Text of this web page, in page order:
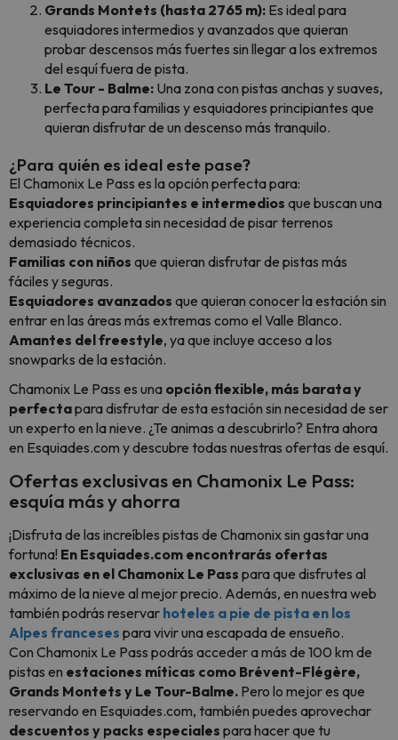
Grands Montets (hasta 2765 m): Es ideal para
esquiadores intermedios y avanzados que quieran
probar descensos más fuertes sin llegar a los extremos
del esquí fuera de pista.
Le Tour - Balme: Una zona con pistas anchas y suaves,
perfecta para familias y esquiadores principiantes que
quieran disfrutar de un descenso más tranquilo.
¿Para quién es ideal este pase?
El Chamonix Le Pass es la opción perfecta para:
Esquiadores principiantes e intermedios que buscan una
experiencia completa sin necesidad de pisar terrenos
demasiado técnicos.
Familias con niños que quieran disfrutar de pistas más
fáciles y seguras.
Esquiadores avanzados que quieran conocer la estación sin
entrar en las áreas más extremas como el Valle Blanco.
Amantes del freestyle, ya que incluye acceso a los
snowparks de la estación.
Chamonix Le Pass es una opción flexible, más barata y
perfectapara disfrutar de esta estación sin necesidad de ser
un experto en la nieve. ¿Te animas a descubrirlo? Entra ahora
en Esquiades.com y descubre todas nuestras ofertas de esquí.
Ofertas exclusivas en Chamonix Le Pass:
esquía más y ahorra
¡Disfruta de las increíbles pistas de Chamonix sin gastar una
fortuna! En Esquiades.com encontrarás ofertas
exclusivas en el Chamonix Le Pass para que disfrutes al
máximo de la nieve al mejor precio. Además, en nuestra web
también podrás reservar hoteles a pie de pista en los
Alpes franceses para vivir una escapada de ensueño.
Con Chamonix Le Pass podrás acceder a más de 100 km de
pistas en estaciones míticas como Brévent-Flégère,
Grands Montets y Le Tour-Balme. Pero lo mejor es que
reservando en Esquiades.com, también puedes aprovechar
descuentos y packs especiales para hacer que tu